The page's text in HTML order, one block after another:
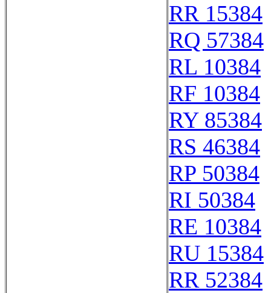
RR 15384
RQ 57384
RL 10384
RF 10384
RY 85384
RS 46384
RP 50384
RI 50384
RE 10384
RU 15384
RR 52384